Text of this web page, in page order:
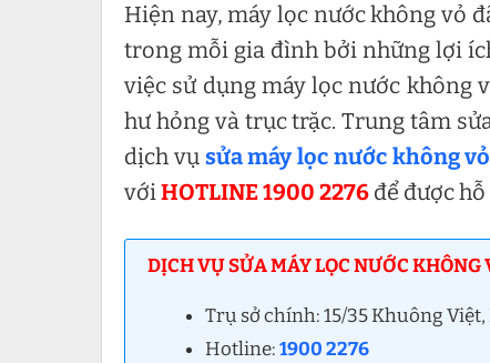
Hiện nay, máy lọc nước không vỏ
trong mỗi gia đình bởi những lợi
việc sử dụng máy lọc nước không
hư hỏng và trục trặc. Trung tâm
dịch vụ sửa máy lọc nước không vỏ
vớiHOTLINE 1900 2276 để được
DỊCH VỤ SỬA MÁY LỌC NƯỚC KHÔNG
Trụ sở chính: 15/35 Khuông
Hotline:1900 2276